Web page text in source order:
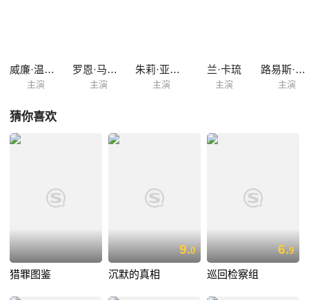
威廉·温德姆
主演
罗恩·马萨克
主演
朱莉·亚当斯
主演
兰·卡琉
主演
路易斯·赫特哈姆
主演
猜你喜欢
猎罪图鉴
9.0
沉默的真相
6.9
巡回检察组